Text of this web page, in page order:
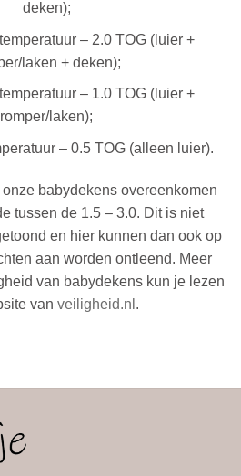
deken);
– 2.0 TOG (luier +
laken + deken);
– 1.0 TOG (luier +
romper/laken);
– 0.5 TOG (alleen luier).
babydekens overeenkomen
tussen de 1.5 – 3.0. Dit is niet
en hier kunnen dan ook op
aan worden ontleend. Meer
van babydekens kun je lezen
van veiligheid.nl .